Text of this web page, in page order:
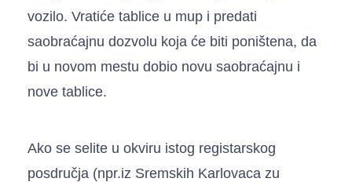
vozilo. Vratiće tablice u mup i predati
saobraćajnu dozvolu koja će biti poništena, da
bi u novom mestu dobio novu saobraćajnu i
nove tablice.
Ako se selite u okviru istog registarskog
posdručja (npr.iz Sremskih Karlovaca zu